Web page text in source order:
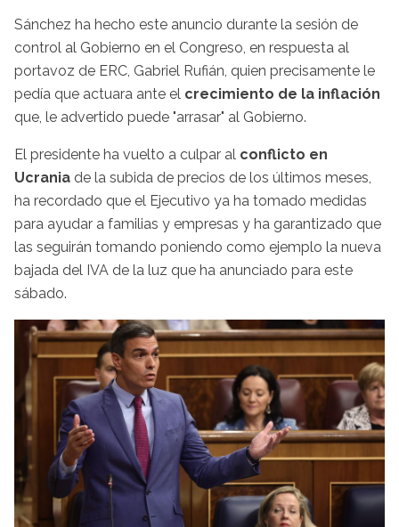
Sánchez ha hecho este anuncio durante la sesión de
control al Gobierno en el Congreso, en respuesta al
portavoz de ERC, Gabriel Rufián, quien precisamente le
pedía que actuara ante el crecimiento de la inflación
que, le advertido puede "arrasar" al Gobierno.
El presidente ha vuelto a culpar al conflicto en
Ucrania de la subida de precios de los últimos meses,
ha recordado que el Ejecutivo ya ha tomado medidas
para ayudar a familias y empresas y ha garantizado que
las seguirán tomando poniendo como ejemplo la nueva
bajada del IVA de la luz que ha anunciado para este
sábado.